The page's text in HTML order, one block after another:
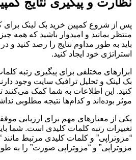
پس از شروع کمپین خرید بک لینک برای
منتظر بمانید و امیدوار باشید که همه
باید به طور مداوم نتایج را رصد کنید و
استراتژی خود ایجاد کنید.
ابزارهای مختلفی برای پیگیری رتبه
بک لینک و تحلیل ترافیک سایت وجود
کنید. این اطلاعات به شما کمک می‌کنند
موثر بوده‌اند و کدام‌ها نتیجه مطلوبی
یکی از معیارهای مهم برای ارزیابی
تغییرات رتبه کلمات کلیدی است. شما
“مزوتراپی” و کلمات کلیدی مرتبط مانند
مزوتراپی” و “مزوتراپی صورت” را به